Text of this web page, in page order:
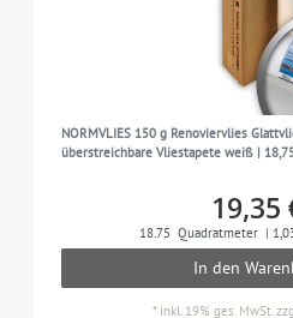
NORMVLIES 150 g Renoviervlies
überstreichbare Vliestapete weiß |
19,35
18.75 Quadratmeter |
In den
* inkl. 19% ges. MwSt.